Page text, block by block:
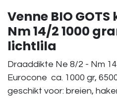
Venne BIO
Nm 14/2 1000
lichtlila
Draaddikte Ne 8/2 - Nm
Eurocone ca. 1000 gr,
geschikt voor: breien,